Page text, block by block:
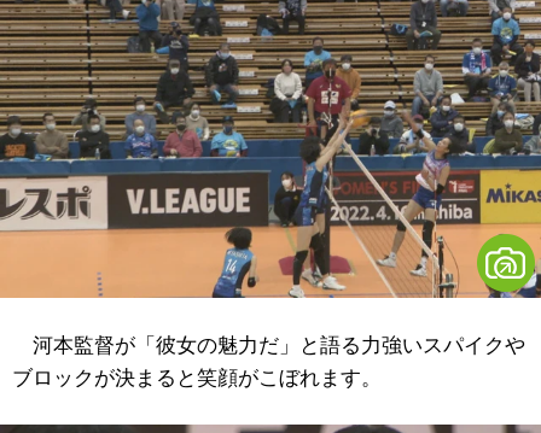
河本監督が「彼女の魅力だ」と語る力強いスパイクや
ブロックが決まると笑顔がこぼれます。